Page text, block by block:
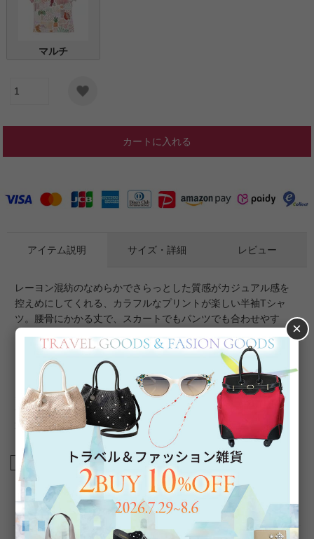
マルチ
カートに入れる
アイテム説明
レーヨン混紡のなめらかでさらっとした質感がカジュアル感を
控えめにしてくれる、カラフルなプリントが楽しい半袖Tシャ
ツ。腰骨にかかる丈で、スカートでもパンツでも合わせやす
く、アウトで着ても良くボトムスにインして着てももたつきづ
らい、使いやすい着丈です。
スラブ糸で編んだ生地はほんのりシアー感があり軽やかな質
感。柔らかく肌に馴染み、インナーとしても使いやすい薄手の
素材です。汗をかいても肌にまとわりつかず、乾きやすいので
蒸し暑い時期にもおすすめ。
サイズ・詳細 レビュー
商品番号 2216042
×